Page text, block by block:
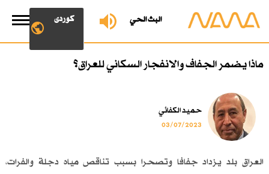
البث الحي کوردی
ماذا يضمر الجفاف والانفجار السكاني للعراق؟
حميد الكفائي
03/07/2023
العراق بلد يزداد جفافا وتصحرا بسبب تناقص مياه دجلة والفرات،